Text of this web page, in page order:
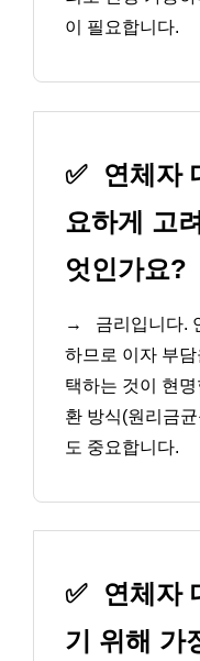
이 필요합니다.
✅
연체자
요하게 고
엇인가요?
→
금리입니다.
하므로 이자 부
택하는 것이 현
환 방식(원리금
도 중요합니다.
✅
연체자
기 위해 가